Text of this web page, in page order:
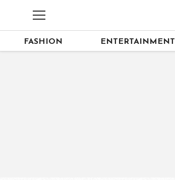
FASHION ENTERTAINMENT